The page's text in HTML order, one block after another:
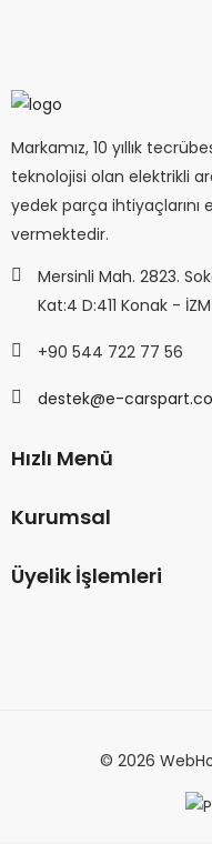
Markamız, 10 yıllık
teknolojisi olan elektrikli
yedek parça ihtiyaçlarını
vermektedir.
Mersinli Mah. 2823.
Kat:4 D:411 Konak -
+90 544 722 77 56
destek@e-
Hızlı Menü
Kurumsal
Üyelik İşlemleri
© 2026